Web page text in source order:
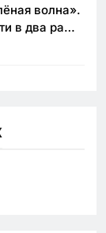
волна».
в два раза